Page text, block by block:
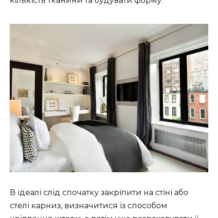
В ідеалі слід спочатку закріпити на стіні або
стелі карниз, визначитися із способом